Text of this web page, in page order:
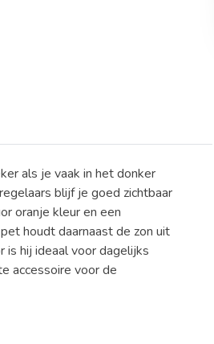
als je vaak in het donker
blijf je goed zichtbaar
oranje kleur en een
houdt daarnaast de zon uit
is hij ideaal voor dagelijks
accessoire voor de